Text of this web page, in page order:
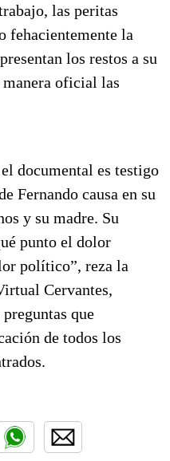
las peritas
fehacientemente la
los restos a su
oficial las
documental es testigo
Fernando causa en su
y su madre. Su
punto el dolor
político”, reza la
Cervantes,
que
de todos los